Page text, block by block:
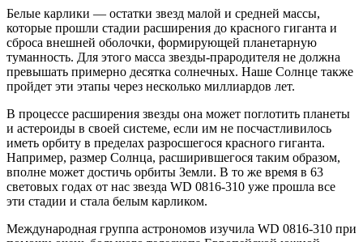
Белые карлики — остатки звезд малой и средней массы,
которые прошли стадии расширения до красного гиганта и
сброса внешней оболочки, формирующей планетарную
туманность. Для этого масса звезды-прародителя не должна
превышать примерно десятка солнечных. Наше Солнце также
пройдет эти этапы через несколько миллиардов лет.
В процессе расширения звезды она может поглотить планеты
и астероиды в своей системе, если им не посчастливилось
иметь орбиту в пределах разросшегося красного гиганта.
Например, размер Солнца, расширившегося таким образом,
вполне может достичь орбиты Земли. В то же время в 63
световых годах от нас звезда WD 0816-310 уже прошла все
эти стадии и стала белым карликом.
Международная группа астрономов изучила WD 0816-310 при